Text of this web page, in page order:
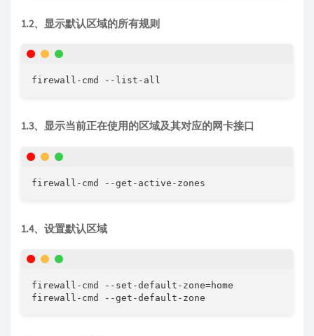
1.2、显示默认区域的所有规则
firewall-cmd --list-all
1.3、显示当前正在使用的区域及其对应的网卡接口
firewall-cmd --get-active-zones
1.4、设置默认区域
firewall-cmd --set-default-zone=home
firewall-cmd --get-default-zone